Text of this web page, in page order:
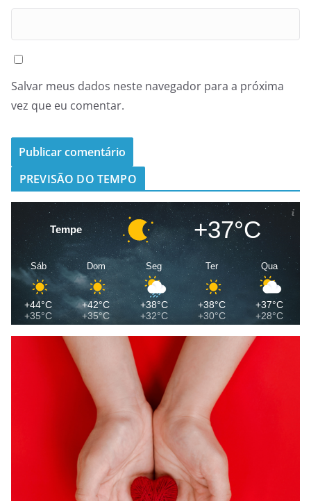
Salvar meus dados neste navegador para a próxima
vez que eu comentar.
PREVISÃO DO TEMPO
Tempe +37°C
Sáb
+44°C
+35°C
Dom
+42°C
+35°C
Seg
+38°C
+32°C
Ter
+38°C
+30°C
Qua
+37°C
+28°C